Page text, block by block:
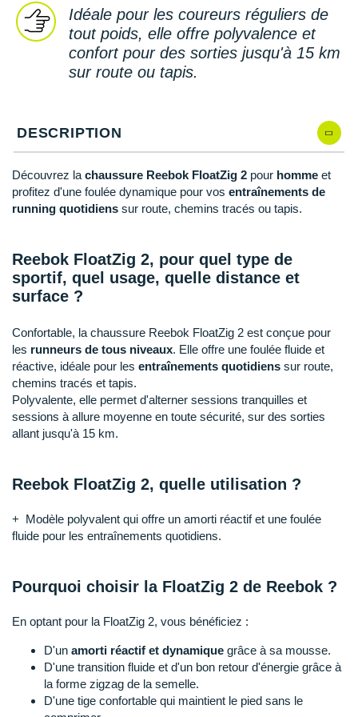
Idéale pour les coureurs réguliers de
tout poids, elle offre polyvalence et
confort pour des sorties jusqu'à 15 km
sur route ou tapis.
DESCRIPTION
Découvrez la chaussure Reebok FloatZig 2 pour homme et
profitez d'une foulée dynamique pour vos entraînements de
running quotidiens sur route, chemins tracés ou tapis.
Reebok FloatZig 2, pour quel type de
sportif, quel usage, quelle distance et
surface ?
Confortable, la chaussure Reebok FloatZig 2 est conçue pour
les runneurs de tous niveaux. Elle offre une foulée fluide et
réactive, idéale pour les entraînements quotidiens sur route,
chemins tracés et tapis.
Polyvalente, elle permet d'alterner sessions tranquilles et
sessions à allure moyenne en toute sécurité, sur des sorties
allant jusqu'à 15 km.
Reebok FloatZig 2, quelle utilisation ?
+ Modèle polyvalent qui offre un amorti réactif et une foulée
fluide pour les entraînements quotidiens.
Pourquoi choisir la FloatZig 2 de Reebok ?
En optant pour la FloatZig 2, vous bénéficiez :
D'un amorti réactif et dynamique grâce à sa mousse.
D'une transition fluide et d'un bon retour d'énergie grâce à
la forme zigzag de la semelle.
D'une tige confortable qui maintient le pied sans le
PAR MARQUES
DÉSTOCKAGE
Nike
NNormal
On-Running
OVERSTIMS
Petzl
Polar
Puma
Raidlight
Reebok
Salomon
Saxx
Scarpa
Shokz
Sidas
Smoon
Speedo